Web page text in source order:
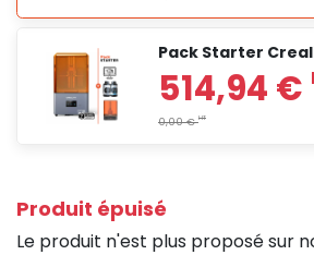
Pack Starter
Produit épuisé
Le produit n'est plus proposé sur